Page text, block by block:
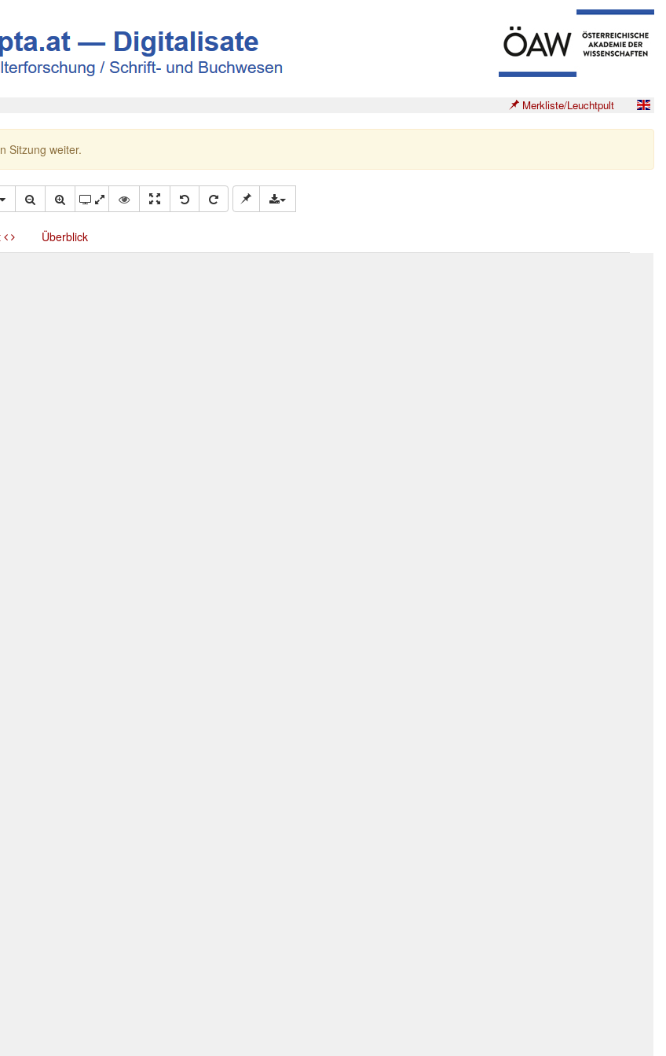
Merkliste/Leuchtpult
Sitzung weiter.
Überblick